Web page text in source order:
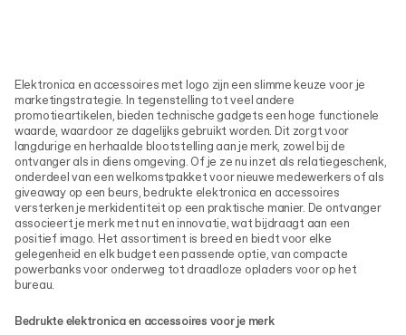
Elektronica en accessoires met logo zijn een slimme keuze voor je
marketingstrategie. In tegenstelling tot veel andere
promotieartikelen, bieden technische gadgets een hoge functionele
waarde, waardoor ze dagelijks gebruikt worden. Dit zorgt voor
langdurige en herhaalde blootstelling aan je merk, zowel bij de
ontvanger als in diens omgeving. Of je ze nu inzet als relatiegeschenk,
onderdeel van een welkomstpakket voor nieuwe medewerkers of als
giveaway op een beurs, bedrukte elektronica en accessoires
versterken je merkidentiteit op een praktische manier. De ontvanger
associeert je merk met nut en innovatie, wat bijdraagt aan een
positief imago. Het assortiment is breed en biedt voor elke
gelegenheid en elk budget een passende optie, van compacte
powerbanks voor onderweg tot draadloze opladers voor op het
bureau.
Bedrukte elektronica en accessoires voor je merk